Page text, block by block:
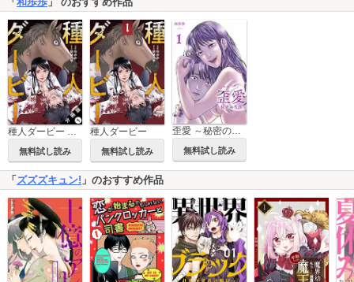
種人ダービー 分冊版
無料試し読み
種人ダービー
無料試し読み
歪愛 ～秘密の代償～【描き下ろしおまけ付き特装版】
無料試し読み
「 ズズズキュン! 」のおすすめ作品